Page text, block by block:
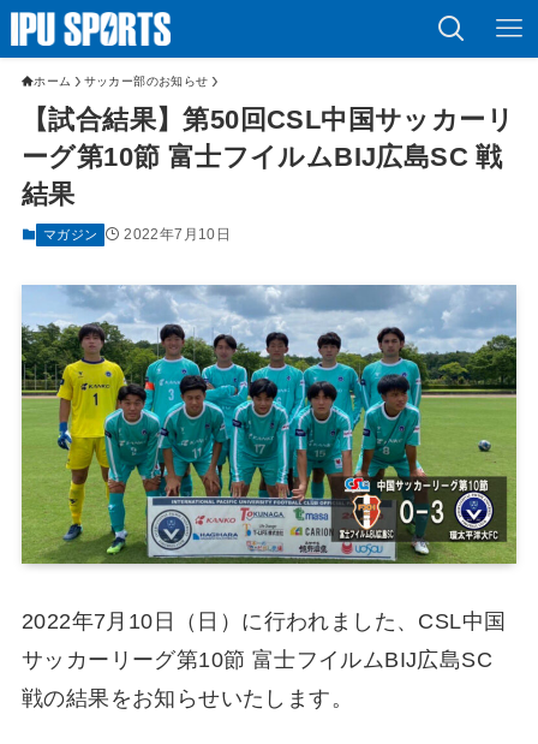
ホーム サッカー部のお知らせ
【試合結果】第50回CSL中国サッカーリ
ーグ第10節 富士フイルムBIJ広島SC 戦
結果
マガジン 2022年7月10日
2022年7月10日（日）に行われました、CSL中国
サッカーリーグ第10節 富士フイルムBIJ広島SC
戦の結果をお知らせいたします。